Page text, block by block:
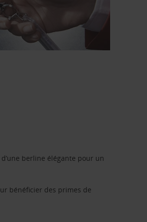
berline élégante pour un
bénéficier des primes de